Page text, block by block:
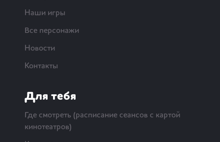
Наши игры
Все персонажи
Новости
Контакты
Для тебя
Где смотреть (расписание сеансов с картой
кинотеатров)